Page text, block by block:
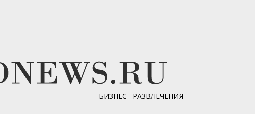
БИЗНЕС | РАЗВЛЕЧЕНИЯ